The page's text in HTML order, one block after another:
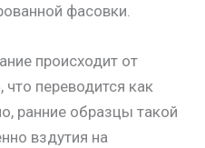
фасовки.
происходит от
переводится как
ранние образцы такой
вздутия на